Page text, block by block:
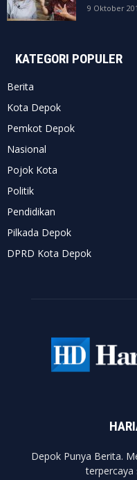
9 Oktober
KATEGORI POPULER
Berita
Kota Depok
Pemkot Depok
Nasional
Pojok Kota
Politik
Pendidikan
Pilkada Depok
DPRD Kota Depok
Depok Punya Berita.
terpercaya